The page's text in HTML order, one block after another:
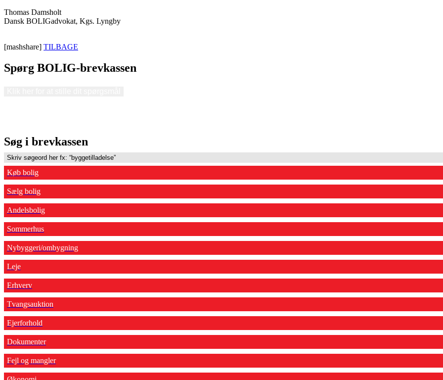
Thomas Damsholt
Dansk BOLIGadvokat, Kgs. Lyngby
[mashshare] TILBAGE
Spørg BOLIG-brevkassen
Søg i brevkassen
Køb bolig
Sælg bolig
Andelsbolig
Sommerhus
Nybyggeri/ombygning
Leje
Erhverv
Tvangsauktion
Ejerforhold
Dokumenter
Fejl og mangler